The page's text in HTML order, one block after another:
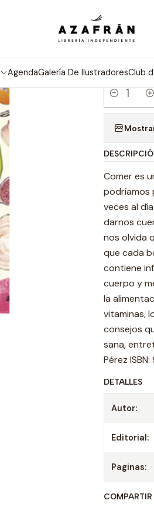
AgendaGalería De IlustradoresClub
Infantil
Cantidad
Comer es
podríamos
veces al
darnos
nos olvida
que cada
contiene
cuerpo y
la
vitaminas,
consejos
sana,
Pérez
DETALLES
Autor:
Editorial:
Paginas: